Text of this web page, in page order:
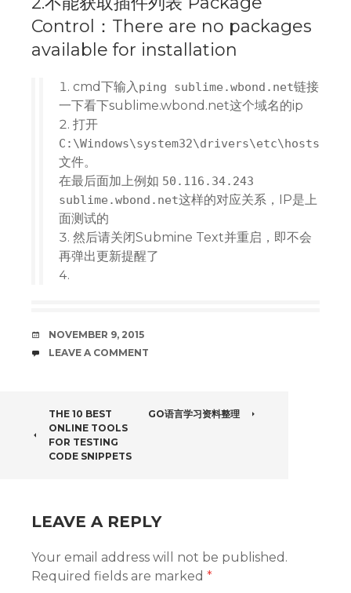
Control：There are no packages
available for installation
cmd下输入 ping sublime.wbond.net链接
一下看下sublime.wbond.net这个域名的ip
打开
C:\Windows\system32\drivers\etc\hosts
文件。
在最后面加上例如 50.116.34.243
sublime.wbond.net这样的对应关系，IP是上
面测试的
然后请关闭Submine Text并重启，即不会
再弹出更新提醒了
DATE
NOVEMBER 9, 2015
COMMENTS
LEAVE A COMMENT
POST
NAVIGATION
THE 10 BEST
ONLINE TOOLS
FOR TESTING
CODE SNIPPETS
GO语言学习资料整理
LEAVE A REPLY
Your email address will not be published.
Required fields are marked *